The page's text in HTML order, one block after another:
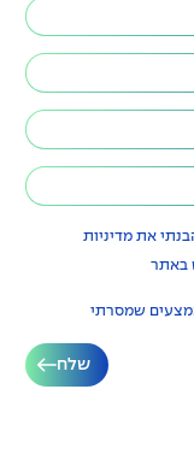
אתמדיניות
באתר
שמסרתי
שלח
אתמדיניות
באתר
שמסרתי
שלח